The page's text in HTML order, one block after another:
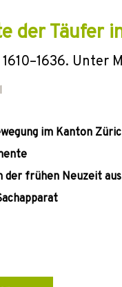
der Täufer
Unter
im Kanton
frühen Neuzeit